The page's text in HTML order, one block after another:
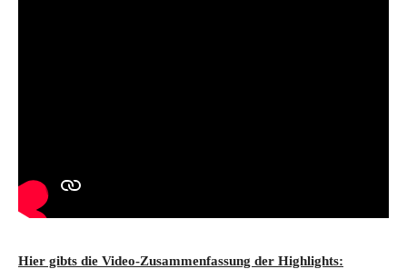
Hier gibts die Video-Zusammenfassung der Highlights: